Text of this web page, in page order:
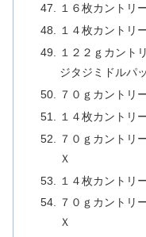
１６枚カントリ
１４枚カントリ
１２２ｇカント
ジタジミドルパ
７０ｇカントリ
１４枚カントリ
７０ｇカントリ
Ｘ
１４枚カントリ
７０ｇカントリ
Ｘ